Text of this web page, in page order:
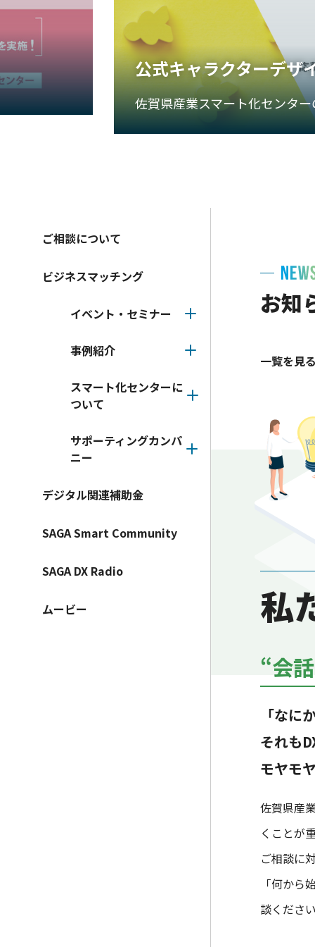
ご相談について
ビジネスマッチング
イベント・セミナー
事例紹介
スマート化センターに
ついて
サポーティングカンパ
ニー
デジタル関連補助金
SAGA Smart Community
SAGA DX Radio
ムービー
公式キャラクターデザ
佐賀県産業スマート化センタ
お知
一覧を見
私
“会
「なに
それも
モヤモ
佐賀県産
くことが
ご相談に
「何か
談くださ